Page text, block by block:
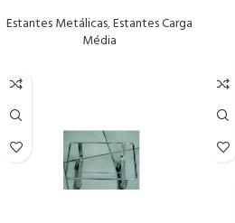
Estantes Metálicas,Estantes Carga
Média